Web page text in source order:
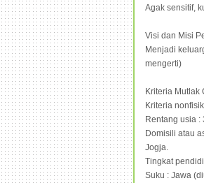
Agak sensitif,
Visi dan Misi
Menjadi
mengerti)
Kriteria Mutlak
Kriteria
Rentang usia :
Domisili atau
Jogja.
Tingkat
Suku : Jawa